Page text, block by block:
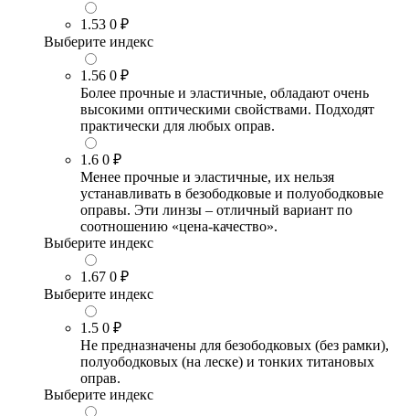
1.53 0 ₽
Выберите индекс
1.56 0 ₽
Более прочные и эластичные, обладают очень
высокими оптическими свойствами. Подходят
практически для любых оправ.
1.6 0 ₽
Менее прочные и эластичные, их нельзя
устанавливать в безободковые и полуободковые
оправы. Эти линзы – отличный вариант по
соотношению «цена-качество».
Выберите индекс
1.67 0 ₽
Выберите индекс
1.5 0 ₽
Не предназначены для безободковых (без рамки),
полуободковых (на леске) и тонких титановых
оправ.
Выберите индекс